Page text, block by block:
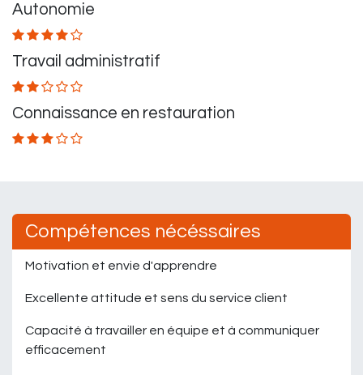
Autonomie
Travail administratif
Connaissance en restauration
Compétences nécéssaires
Motivation et envie d'apprendre
Excellente attitude et sens du service client
Capacité à travailler en équipe et à communiquer
efficacement